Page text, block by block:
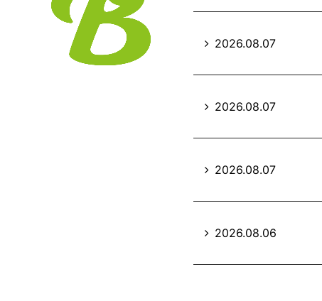
2026.08.07
2026.08.07
2026.08.07
2026.08.06